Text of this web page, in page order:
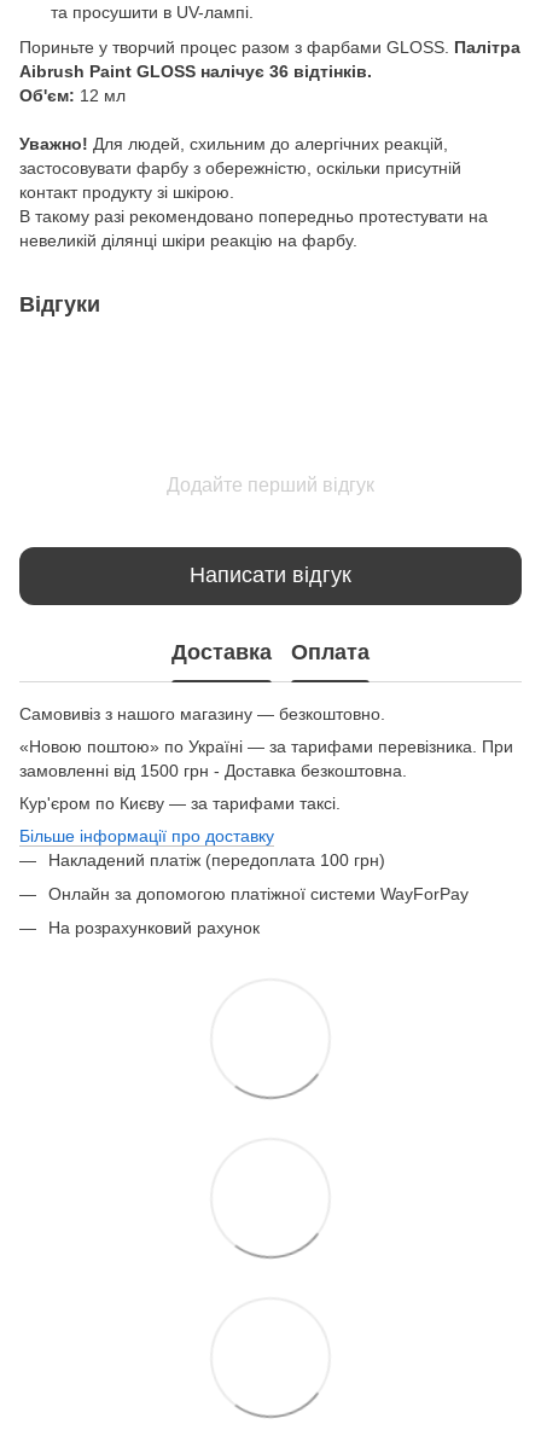
та просушити в UV-лампі.
Пориньте у творчий процес разом з фарбами GLOSS. Палітра
Aibrush Paint GLOSS налічує 36 відтінків.
Об'єм: 12 мл
Уважно! Для людей, схильним до алергічних реакцій,
застосовувати фарбу з обережністю, оскільки присутній
контакт продукту зі шкірою.
В такому разі рекомендовано попередньо протестувати на
невеликій ділянці шкіри реакцію на фарбу.
Відгуки
Додайте перший відгук
Написати відгук
Доставка Оплата
Самовивіз з нашого магазину — безкоштовно.
«Новою поштою» по Україні — за тарифами перевізника. При
замовленні від 1500 грн - Доставка безкоштовна.
Кур'єром по Києву — за тарифами таксі.
Більше інформації про доставку
Накладений платіж (передоплата 100 грн)
Онлайн за допомогою платіжної системи WayForPay
На розрахунковий рахунок